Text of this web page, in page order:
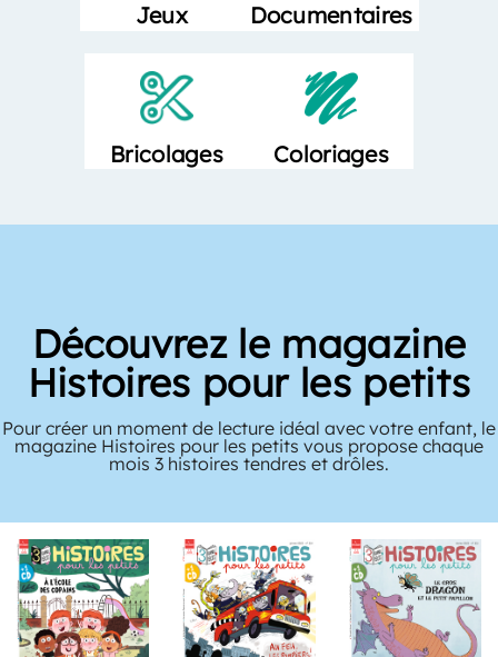
Jeux Documentaires
Bricolages Coloriages
Découvrez le magazine
Histoires pour les petits
Pour créer un moment de lecture idéal avec votre enfant, le
magazine Histoires pour les petits vous propose chaque
mois 3 histoires tendres et drôles.